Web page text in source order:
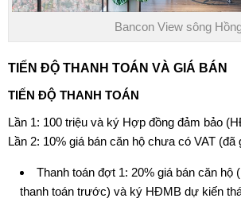
Bancon View sông
TIẾN ĐỘ THANH TOÁN VÀ GIÁ BÁN
TIẾN ĐỘ THANH TOÁN
Lần 1: 100 triệu và ký Hợp đồng đảm bảo
Lần 2: 10% giá bán căn hộ chưa có VAT (đã
Thanh toán đợt 1: 20% giá bán căn hộ
thanh toán trước) và ký HĐMB dự kiến